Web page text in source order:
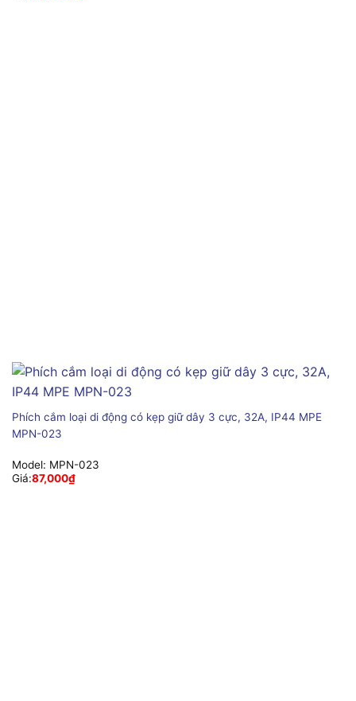
Phích cắm loại di động có kẹp giữ dây 3 cực, 32A, IP44 MPE
MPN-023
Model: MPN-023
Giá:87,000₫